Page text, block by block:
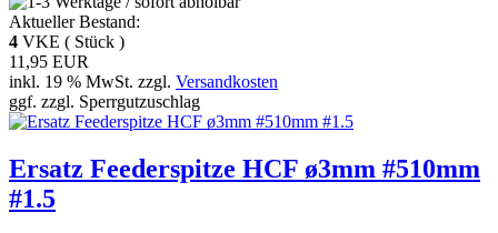
Aktueller Bestand:
4 VKE ( Stück )
11,95 EUR
inkl. 19 % MwSt. zzgl. Versandkosten
ggf. zzgl. Sperrgutzuschlag
Ersatz Feederspitze HCF ø3mm #510mm
#1.5